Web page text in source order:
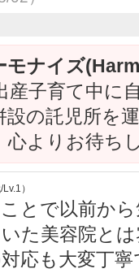
モナイズ
産子育て中に
設の託児所を
心よりお待ち
）
とで以前か
た美容院と
応も大変丁